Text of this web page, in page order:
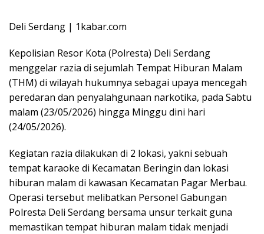
Deli Serdang | 1kabar.com
Kepolisian Resor Kota (Polresta) Deli Serdang
menggelar razia di sejumlah Tempat Hiburan Malam
(THM) di wilayah hukumnya sebagai upaya mencegah
peredaran dan penyalahgunaan narkotika, pada Sabtu
malam (23/05/2026) hingga Minggu dini hari
(24/05/2026).
Kegiatan razia dilakukan di 2 lokasi, yakni sebuah
tempat karaoke di Kecamatan Beringin dan lokasi
hiburan malam di kawasan Kecamatan Pagar Merbau.
Operasi tersebut melibatkan Personel Gabungan
Polresta Deli Serdang bersama unsur terkait guna
memastikan tempat hiburan malam tidak menjadi